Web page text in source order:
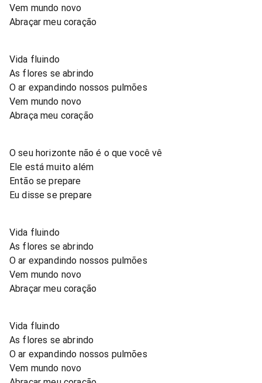
Vem mundo novo
Abraçar meu coração
Vida fluindo
As flores se abrindo
O ar expandindo nossos pulmões
Vem mundo novo
Abraça meu coração
O seu horizonte não é o que você vê
Ele está muito além
Então se prepare
Eu disse se prepare
Vida fluindo
As flores se abrindo
O ar expandindo nossos pulmões
Vem mundo novo
Abraçar meu coração
Vida fluindo
As flores se abrindo
O ar expandindo nossos pulmões
Vem mundo novo